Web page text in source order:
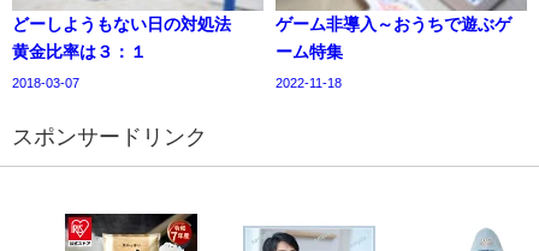
どーしようもない日の対処法
黄金比率は３：１
2018-03-07
ゲーム非導入～おうちで遊ぶゲ
ーム特集
2022-11-18
スポンサードリンク